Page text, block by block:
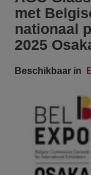
met
nationaal
2025
Beschikbaar in